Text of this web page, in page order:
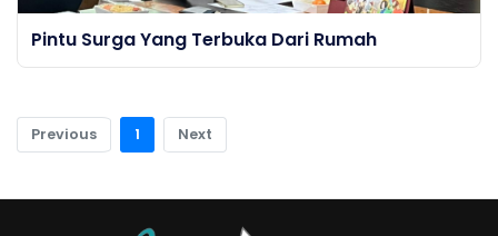
Pintu Surga Yang Terbuka Dari Rumah
Previous 1 Next